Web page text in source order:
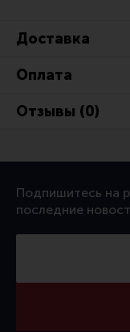
Доставка
Оплата
Отзывы (0)
Подпишитесь на
последние